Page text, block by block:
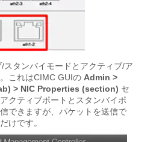
タンバイモードとアクティブ/ア
これはCIMC GUIの Admin >
> NIC Properties (section) セ
クティブポートとスタンバイポ
できますが、パケットを送信で
けです。